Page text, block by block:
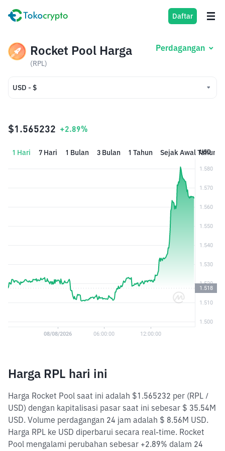
Daftar
Rocket Pool Harga
(RPL)
Perdagangan
USD - $
IDR - Rp
$1.565232 +2.89%
1 Hari 7 Hari 1 Bulan 3 Bulan 1 Tahun Sejak Awal Tahun
USD
Harga RPL hari ini
Harga Rocket Pool saat ini adalah $1.565232 per (RPL /
USD) dengan kapitalisasi pasar saat ini sebesar $ 35.54M
USD. Volume perdagangan 24 jam adalah $ 8.56M USD.
Harga RPL ke USD diperbarui secara real-time. Rocket
Pool mengalami perubahan sebesar +2.89% dalam 24